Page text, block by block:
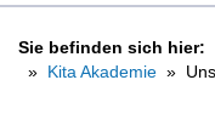
Sie befinden sich hier:
Kita Akademie